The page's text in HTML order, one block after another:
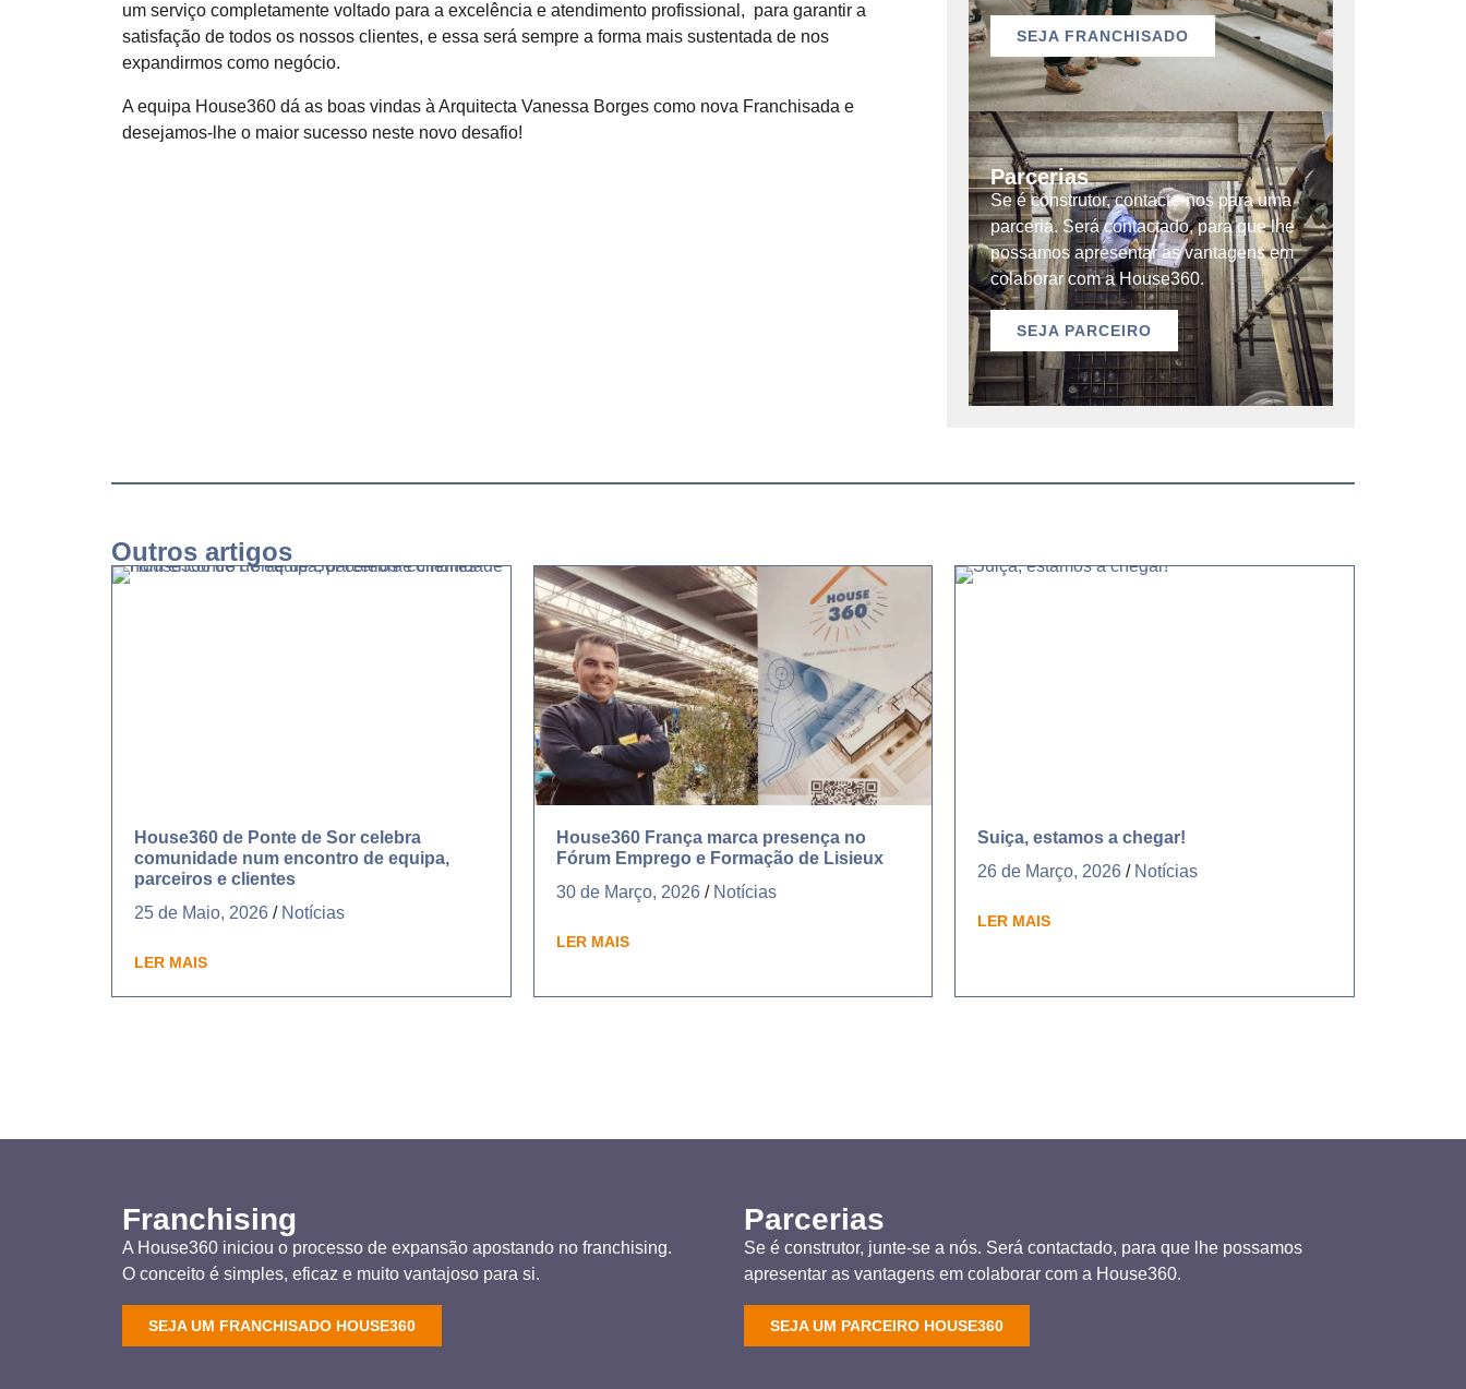
um serviço completamente voltado para a excelência e atendimento profissional, para garantir a
satisfação de todos os nossos clientes, e essa será sempre a forma mais sustentada de nos
expandirmos como negócio.
A equipa House360 dá as boas vindas à Arquitecta Vanessa Borges como nova Franchisada e
desejamos-lhe o maior sucesso neste novo desafio!
SEJA FRANCHISADO
Parcerias
Se é construtor, contacte-nos para uma
parceria. Será contactado, para que lhe
possamos apresentar as vantagens em
colaborar com a House360.
SEJA PARCEIRO
Outros artigos
House360 de Ponte de Sor celebra
comunidade num encontro de equipa,
parceiros e clientes
25 de Maio, 2026 / Notícias
LER MAIS
House360 França marca presença no
Fórum Emprego e Formação de Lisieux
30 de Março, 2026 / Notícias
LER MAIS
Suiça, estamos a chegar!
26 de Março, 2026 / Notícias
LER MAIS
Franchising
A House360 iniciou o processo de expansão apostando no franchising.
O conceito é simples, eficaz e muito vantajoso para si.
SEJA UM FRANCHISADO HOUSE360
Parcerias
Se é construtor, junte-se a nós. Será contactado, para que lhe possamos
apresentar as vantagens em colaborar com a House360.
SEJA UM PARCEIRO HOUSE360